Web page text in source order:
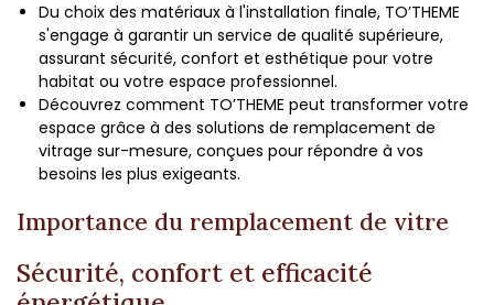
Du choix des matériaux à l'installation finale, TO’THEME
s'engage à garantir un service de qualité supérieure,
assurant sécurité, confort et esthétique pour votre
habitat ou votre espace professionnel.
Découvrez comment TO’THEME peut transformer votre
espace grâce à des solutions de remplacement de
vitrage sur-mesure, conçues pour répondre à vos
besoins les plus exigeants.
Importance du remplacement de vitre
Sécurité, confort et efficacité